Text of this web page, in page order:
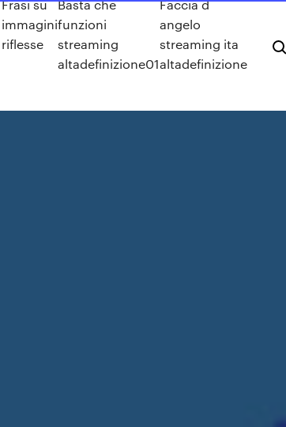
Frasi su
immagini
riflesse
Basta che
funzioni
streaming
altadefinizione01
Faccia d
angelo
streaming ita
altadefinizione